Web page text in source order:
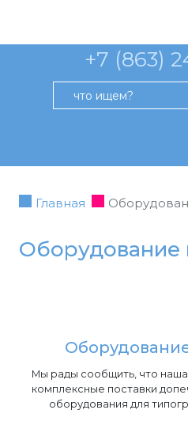
+7 (863)
Главная
Оборудование
Мы рады сообщить, что
комплексные поставки
оборудования для